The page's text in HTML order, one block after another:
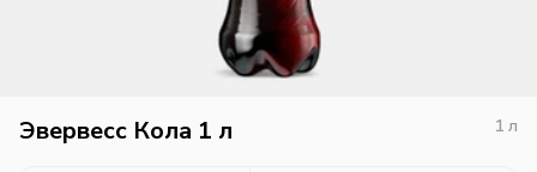
Эвервесс Кола 1 л 1 л